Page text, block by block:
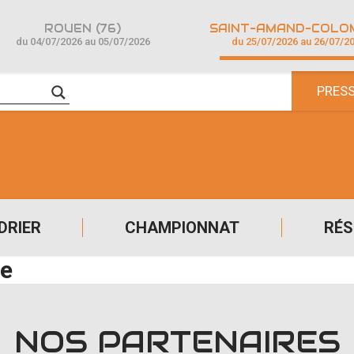
CHAMPIONNAT
ROUEN (76)
du 04/07/2026 au 05/07/2026 du 25/07/2026 au 26/07/
NOS PARTENAIRES